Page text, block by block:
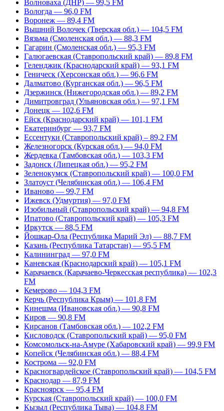
Волноваха (ДНР) — 99,5 FM
Вологда — 96,0 FM
Воронеж — 89,4 FM
Вышний Волочек (Тверская обл.) — 104,5 FM
Вязьма (Смоленская обл.) — 88,3 FM
Гагарин (Смоленская обл.) — 95,3 FM
Галюгаевская (Ставропольский край) — 89,8 FM
Геленджик (Краснодарский край) — 93,1 FM
Геническ (Херсонская обл.) — 96,6 FM
Далматово (Курганская обл.) — 96,5 FM
Дзержинск (Нижегородская обл.) — 89,2 FM
Димитровград (Ульяновская обл.) — 97,1 FM
Донецк — 102,6 FM
Ейск (Краснодарский край) — 101,1 FM
Екатеринбург — 93,7 FM
Ессентуки (Ставропольский край) – 89,2 FM
Железногорск (Курская обл.) — 94,0 FM
Жердевка (Тамбовская обл.) — 103,3 FM
Задонск (Липецкая обл.) — 95,2 FM
Зеленокумск (Ставропольский край) — 100,0 FM
Златоуст (Челябинская обл.) — 106,4 FM
Иваново — 99,7 FM
Ижевск (Удмуртия) — 97,0 FM
Изобильный (Ставропольский край) — 94,8 FM
Ипатово (Ставропольский край) — 105,3 FM
Иркутск — 88,5 FM
Йошкар-Ола (Республика Марий Эл) — 88,7 FM
Казань (Республика Татарстан) — 95,5 FM
Калининград — 97,0 FM
Каневская (Краснодарский край) — 105,1 FM
Карачаевск (Карачаево-Черкесская республика) — 102,3
FM
Кемерово — 104,3 FM
Керчь (Республика Крым) — 101,8 FM
Кинешма (Ивановская обл.) — 90,8 FM
Киров — 90,8 FM
Кирсанов (Тамбовская обл.) — 102,2 FM
Кисловодск (Ставропольский край) — 95,0 FM
Комсомольск-на-Амуре (Хабаровский край) — 99,9 FM
Копейск (Челябинская обл.) — 88,4 FM
Кострома — 92,0 FM
Красногвардейское (Ставропольский край) — 104,5 FM
Краснодар — 87,9 FM
Красноярск — 95,4 FM
Курская (Ставропольский край) — 100,0 FM
Кызыл (Республика Тыва) — 104,8 FM